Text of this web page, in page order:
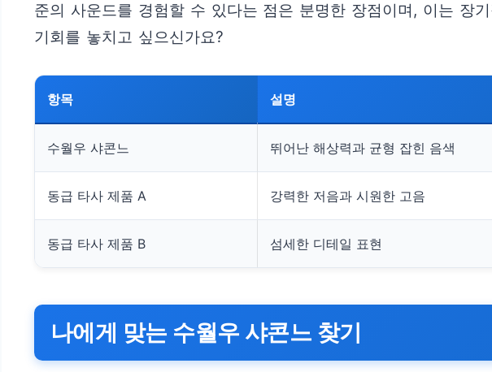
준의 사운드를 경험할 수 있다는 점은 분명한 장점이며, 이는 장
기회를 놓치고 싶으신가요?
항목 설명
수월우 샤콘느 뛰어난 해상력과 균형 잡힌 음색
동급 타사 제품 A 강력한 저음과 시원한 고음
동급 타사 제품 B 섬세한 디테일 표현
나에게 맞는 수월우 샤콘느 찾기